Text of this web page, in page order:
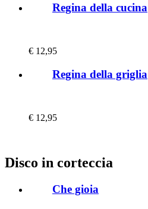
Regina della cucina
€ 12,95
Regina della griglia
€ 12,95
Disco in corteccia
Che gioia